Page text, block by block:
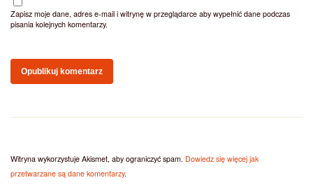
Zapisz moje dane, adres e-mail i witrynę w przeglądarce aby wypełnić dane podczas
pisania kolejnych komentarzy.
Witryna wykorzystuje Akismet, aby ograniczyć spam. Dowiedz się więcej jak
przetwarzane są dane komentarzy.